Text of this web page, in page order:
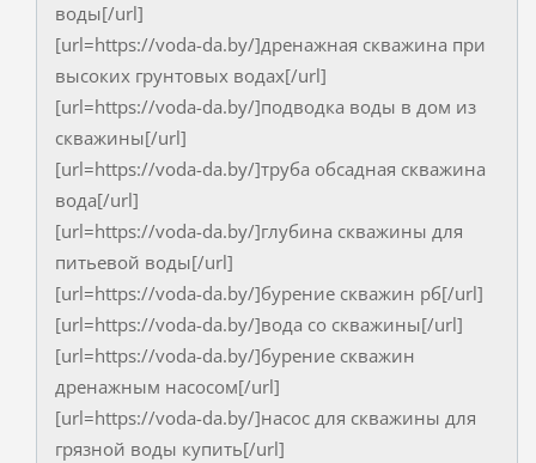
воды[/url]
[url=https://voda-da.by/]дренажная скважина при
высоких грунтовых водах[/url]
[url=https://voda-da.by/]подводка воды в дом из
скважины[/url]
[url=https://voda-da.by/]труба обсадная скважина
вода[/url]
[url=https://voda-da.by/]глубина скважины для
питьевой воды[/url]
[url=https://voda-da.by/]бурение скважин рб[/url]
[url=https://voda-da.by/]вода со скважины[/url]
[url=https://voda-da.by/]бурение скважин
дренажным насосом[/url]
[url=https://voda-da.by/]насос для скважины для
грязной воды купить[/url]